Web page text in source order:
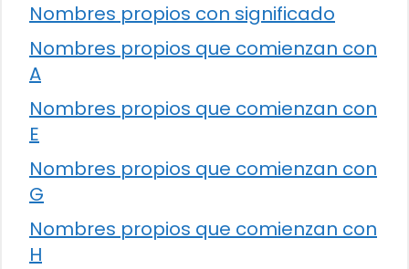
Nombres propios con significado
Nombres propios que comienzan con
A
Nombres propios que comienzan con
E
Nombres propios que comienzan con
G
Nombres propios que comienzan con
H